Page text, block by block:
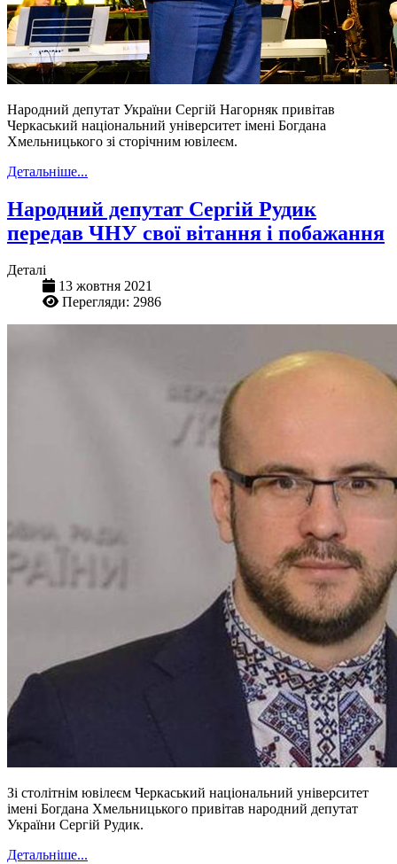
Народний депутат України Сергій Нагорняк привітав
Черкаський національний університет імені Богдана
Хмельницького зі сторічним ювілеєм.
Детальніше...
Народний депутат Сергій Рудик
передав ЧНУ свої вітання і побажання
Деталі
13 жовтня 2021
Перегляди: 2986
Зі столітнім ювілеєм Черкаський національний університет
імені Богдана Хмельницького привітав народний депутат
України Сергій Рудик.
Детальніше...